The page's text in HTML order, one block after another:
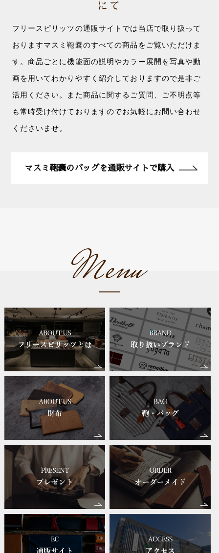
にて
フリースピリッツの通販サイトでは当店で取り扱って
おりますマスミ鞄嚢のすべての商品をご覧いただけま
す。商品ごとに機能面の説明やカラー展開を写真や動
画を用いてわかりやすく紹介しておりますので是非ご
活用ください。また商品に関するご質問、ご不明点等
も常時受け付けておりますのでお気軽にお問い合わせ
くださいませ。
マスミ鞄嚢のバッグを通販サイトで購入